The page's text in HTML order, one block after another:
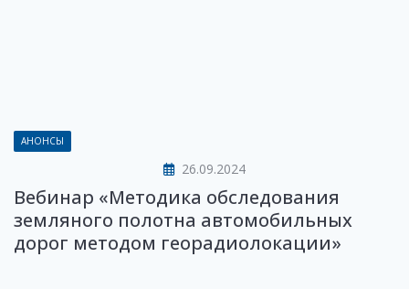
АНОНСЫ
26.09.2024
Вебинар «Методика обследования
земляного полотна автомобильных
дорог методом георадиолокации»